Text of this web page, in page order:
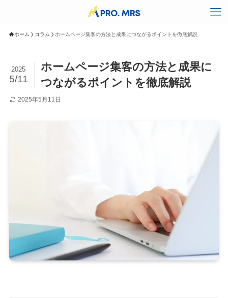
ホーム コラム ホームページ集客の方法と成果につながるポイントを徹底解説
ホームページ集客の方法と成果に
つながるポイントを徹底解説
2025
5/11
2025年5月11日